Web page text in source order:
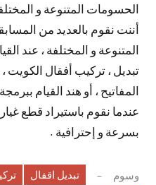
الحسومات المتنوعة و
أننت نقوم بالعديد من
المتنوعة و المختلفة ، عند
تبديل ، تركيب أفقال الكويت
المفاتيح ، أو هند القيام
عندما نقوم باستيراد قطع
بسرعة و إحترافية .
وسوم تبديل اقفال